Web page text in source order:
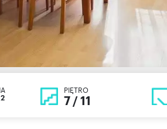
2
PIĘTRO
7 / 11